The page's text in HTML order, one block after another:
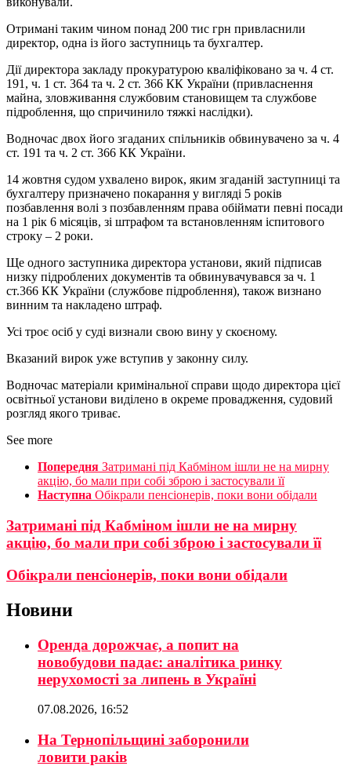
Отримані таким чином понад 200 тис грн привласнили
директор, одна із його заступниць та бухгалтер.
Дії директора закладу прокуратурою кваліфіковано за ч. 4 ст.
191, ч. 1 ст. 364 та ч. 2 ст. 366 КК України (привласнення
майна, зловживання службовим становищем та службове
підроблення, що спричинило тяжкі наслідки).
Водночас двох його згаданих спільників обвинувачено за ч. 4
ст. 191 та ч. 2 ст. 366 КК України.
14 жовтня судом ухвалено вирок, яким згаданій заступниці та
бухгалтеру призначено покарання у вигляді 5 років
позбавлення волі з позбавленням права обіймати певні посади
на 1 рік 6 місяців, зі штрафом та встановленням іспитового
строку – 2 роки.
Ще одного заступника директора установи, який підписав
низку підроблених документів та обвинувачувався за ч. 1
ст.366 КК України (службове підроблення), також визнано
винним та накладено штраф.
Усі троє осіб у суді визнали свою вину у скоєному.
Вказаний вирок уже вступив у законну силу.
Водночас матеріали кримінальної справи щодо директора цієї
освітньої установи виділено в окреме провадження, судовий
розгляд якого триває.
See more
Попередня Затримані під Кабміном ішли не на мирну
акцію, бо мали при собі зброю і застосували її
Наступна Обікрали пенсіонерів, поки вони обідали
Затримані під Кабміном ішли не на мирну
акцію, бо мали при собі зброю і застосували її
Обікрали пенсіонерів, поки вони обідали
Новини
Оренда дорожчає, а попит на
новобудови падає: аналітика ринку
нерухомості за липень в Україні
07.08.2026, 16:52
На Тернопільщині заборонили
ловити раків